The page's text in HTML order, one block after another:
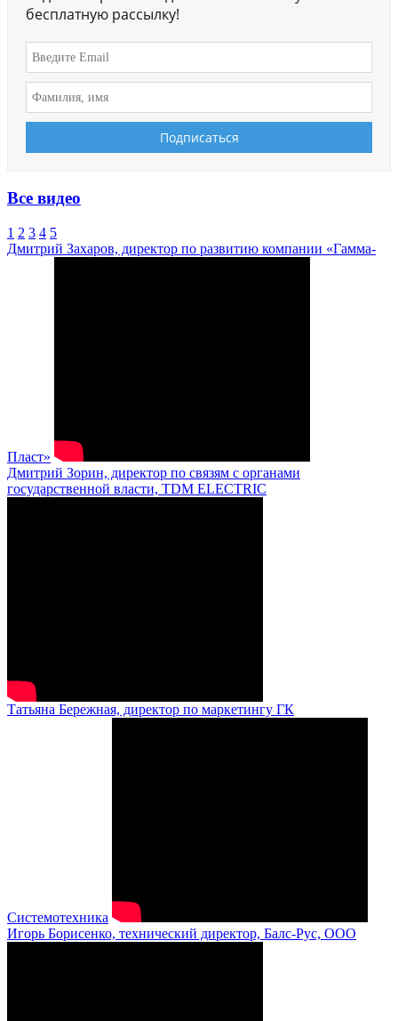
бесплатную рассылку!
Все видео
1 2 3 4 5
Дмитрий Захаров, директор по развитию компании «Гамма-
Пласт»
Дмитрий Зорин, директор по связям с органами
государственной власти, TDM ELECTRIC
Татьяна Бережная, директор по маркетингу ГК
Системотехника
Игорь Борисенко, технический директор, Балс-Рус, ООО